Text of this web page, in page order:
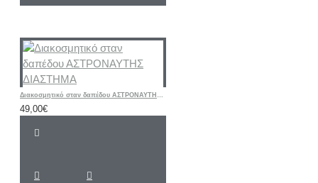
Διακοσμητικό σταν δαπέδου ΑΣΤΡΟΝΑΥΤΗΣ ΔΙΑΣΤΗΜΑ
49,00€